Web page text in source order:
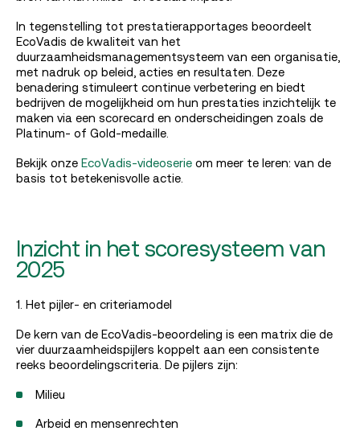
In tegenstelling tot prestatierapportages beoordeelt
EcoVadis de kwaliteit van het
duurzaamheidsmanagementsysteem van een organisatie,
met nadruk op beleid, acties en resultaten. Deze
benadering stimuleert continue verbetering en biedt
bedrijven de mogelijkheid om hun prestaties inzichtelijk te
maken via een scorecard en onderscheidingen zoals de
Platinum- of Gold-medaille.
Bekijk onze EcoVadis-videoserie om meer te leren: van de
basis tot betekenisvolle actie.
Inzicht in het scoresysteem van
2025
1. Het pijler- en criteriamodel
De kern van de EcoVadis-beoordeling is een matrix die de
vier duurzaamheids­pijlers koppelt aan een consistente
reeks beoordelingscriteria. De pijlers zijn:
Milieu
Arbeid en mensenrechten